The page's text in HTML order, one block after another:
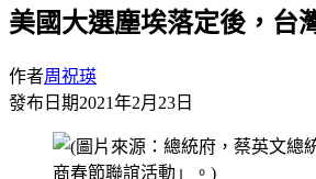
美國大選塵埃落定後，台
作者周祝瑛
發布日期2021年2月23日